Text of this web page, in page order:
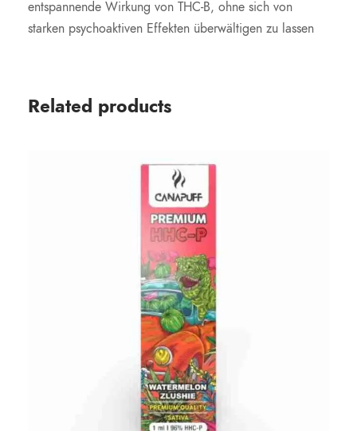
entspannende Wirkung von THC-B, ohne sich von
starken psychoaktiven Effekten überwältigen zu lassen
Related products